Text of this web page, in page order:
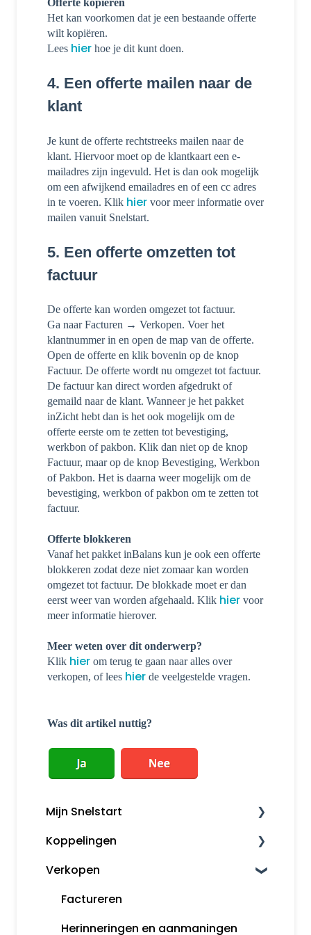
Offerte kopiëren
Het kan voorkomen dat je een bestaande offerte
wilt kopiëren.
Lees hier hoe je dit kunt doen.
4. Een offerte mailen naar de
klant
Je kunt de offerte rechtstreeks mailen naar de
klant. Hiervoor moet op de klantkaart een e-
mailadres zijn ingevuld. Het is dan ook mogelijk
om een afwijkend emailadres en of een cc adres
in te voeren. Klik hier voor meer informatie over
mailen vanuit Snelstart.
5. Een offerte omzetten tot
factuur
De offerte kan worden omgezet tot factuur.
Ga naar Facturen → Verkopen. Voer het
klantnummer in en open de map van de offerte.
Open de offerte en klik bovenin op de knop
Factuur. De offerte wordt nu omgezet tot factuur.
De factuur kan direct worden afgedrukt of
gemaild naar de klant. Wanneer je het pakket
inZicht hebt dan is het ook mogelijk om de
offerte eerste om te zetten tot bevestiging,
werkbon of pakbon. Klik dan niet op de knop
Factuur, maar op de knop Bevestiging, Werkbon
of Pakbon. Het is daarna weer mogelijk om de
bevestiging, werkbon of pakbon om te zetten tot
factuur.
Offerte blokkeren
Vanaf het pakket inBalans kun je ook een offerte
blokkeren zodat deze niet zomaar kan worden
omgezet tot factuur. De blokkade moet er dan
eerst weer van worden afgehaald. Klik hier voor
meer informatie hierover.
Meer weten over dit onderwerp?
Klik hier om terug te gaan naar alles over
verkopen, of lees hier de veelgestelde vragen.
Was dit artikel nuttig?
Mijn Snelstart
Mijn Snelstart
Koppelingen
Overige koppelingen
Verkopen
Factureren
Herinneringen en aanmaningen